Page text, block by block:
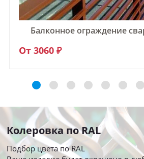
Балконное ограждение
От 3060 ₽
Колеровка по RAL
Подбор цвета по RAL